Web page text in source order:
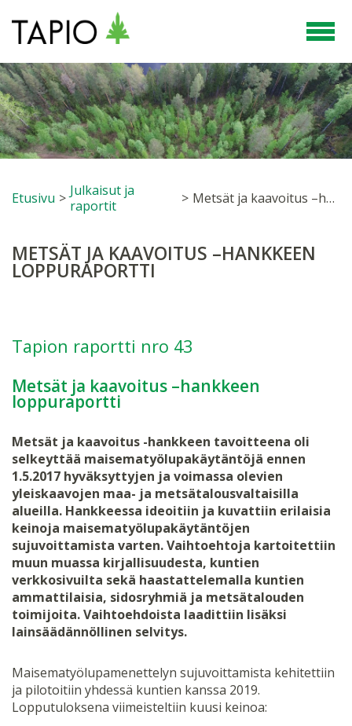
Etusivu > Julkaisut ja
raportit
> Metsät ja kaavoitus –hankkeen loppuraportti
METSÄT JA KAAVOITUS –HANKKEEN
LOPPURAPORTTI
Tapion raportti nro 43
Metsät ja kaavoitus –hankkeen
loppuraportti
Metsät ja kaavoitus -hankkeen tavoitteena oli
selkeyttää maisematyölupakäytäntöjä ennen
1.5.2017 hyväksyttyjen ja voimassa olevien
yleiskaavojen maa- ja metsätalousvaltaisilla
alueilla. Hankkeessa ideoitiin ja kuvattiin erilaisia
keinoja maisematyölupakäytäntöjen
sujuvoittamista varten. Vaihtoehtoja kartoitettiin
muun muassa kirjallisuudesta, kuntien
verkkosivuilta sekä haastattelemalla kuntien
ammattilaisia, sidosryhmiä ja metsätalouden
toimijoita. Vaihtoehdoista laadittiin lisäksi
lainsäädännöllinen selvitys.
Maisematyölupamenettelyn sujuvoittamista kehitettiin
ja pilotoitiin yhdessä kuntien kanssa 2019.
Lopputuloksena viimeisteltiin kuusi keinoa: